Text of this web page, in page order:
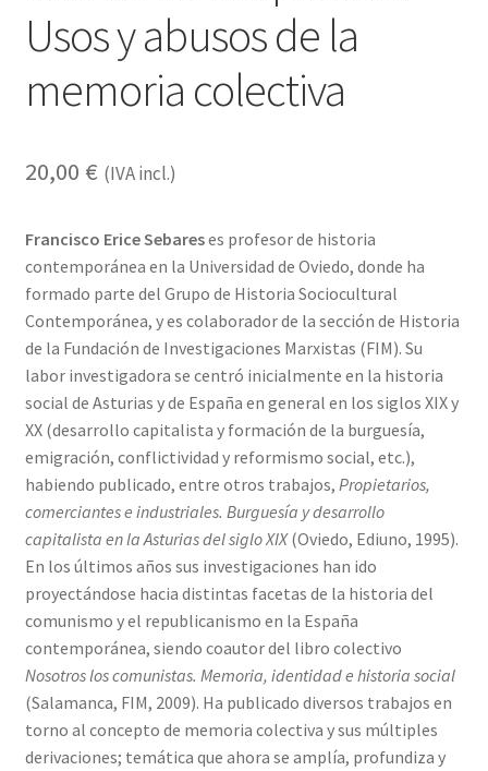
Usos y abusos de la
memoria colectiva
20,00 € (IVA incl.)
Francisco Erice Sebareses profesor de historia
contemporánea en la Universidad de Oviedo, donde ha
formado parte del Grupo de Historia Sociocultural
Contemporánea, y es colaborador de la sección de Historia
de la Fundación de Investigaciones Marxistas (FIM). Su
labor investigadora se centró inicialmente en la historia
social de Asturias y de España en general en los siglos XIX y
XX (desarrollo capitalista y formación de la burguesía,
emigración, conflictividad y reformismo social, etc.),
habiendo publicado, entre otros trabajos, Propietarios,
comerciantes e industriales. Burguesía y desarrollo
capitalista en la Asturias del siglo XIX(Oviedo, Ediuno, 1995).
En los últimos años sus investigaciones han ido
proyectándose hacia distintas facetas de la historia del
comunismo y el republicanismo en la España
contemporánea, siendo coautor del libro colectivo
Nosotros los comunistas. Memoria, identidad e historia social
(Salamanca, FIM, 2009). Ha publicado diversos trabajos en
torno al concepto de memoria colectiva y sus múltiples
derivaciones; temática que ahora se amplía, profundiza y